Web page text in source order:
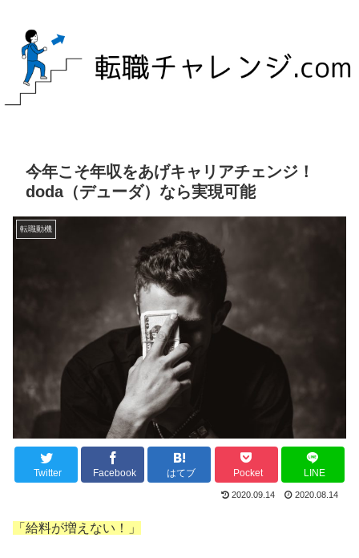
今年こそ年収をあげキャリアチェンジ！
doda（デューダ）なら実現可能
転職動機
Twitter Facebook はてブ Pocket LINE
2020.09.14 2020.08.14
「給料が増えない！」